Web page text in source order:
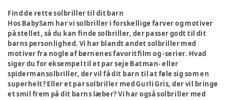
Find de rette solbriller til dit barn
Hos BabySam har vi solbriller i forskellige farver og motiver
på stellet, så du kan finde solbriller, der passer godt til dit
barns personlighed. Vi har blandt andet solbriller med
motiver fra nogle af børnenes favoritfilm og -serier. Hvad
siger du for eksempel til et par seje Batman- eller
spidermansolbriller, der vil få dit barn til at føle sig som en
superhelt? Eller et par solbriller med Gurli Gris, der vil bringe
et smil frem på dit barns læber? Vi har også solbriller med